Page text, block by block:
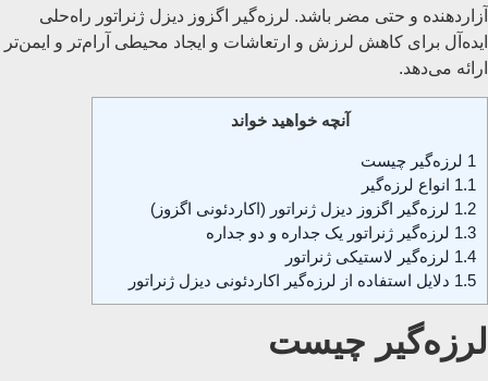
آزاردهنده و حتی مضر باشد. لرزه‌گیر اگزوز دیزل ژنراتور راه‌حلی
ایده‌آل برای کاهش لرزش و ارتعاشات و ایجاد محیطی آرام‌تر و ایمن‌تر
ارائه می‌دهد.
آنچه خواهید خواند
1 لرزه‌گیر چیست
1.1 انواع لرزه‌گیر
1.2 لرزه‌گیر اگزوز دیزل ژنراتور (اکاردئونی اگزوز)
1.3 لرزه‌گیر ژنراتور یک جداره و دو جداره
1.4 لرزه‌گیر لاستیکی ژنراتور
1.5 دلایل استفاده از لرزه‌گیر اکاردئونی دیزل ژنراتور
لرزه‌گیر چیست